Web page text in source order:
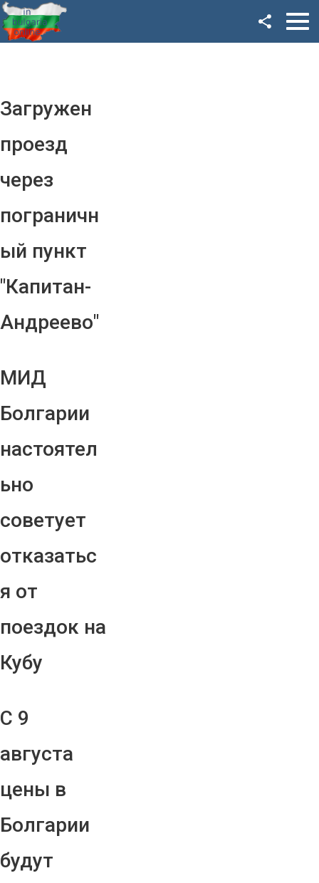
Загружен
проезд
через
пограничн
ый пункт
"Капитан-
Андреево"
МИД
Болгарии
настоятел
ьно
советует
отказатьс
я от
поездок на
Кубу
С 9
августа
цены в
Болгарии
будут